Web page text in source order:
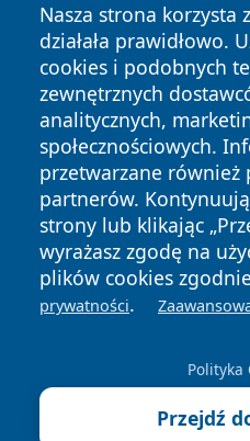
Nasza strona korzysta
działała prawidłowo.
cookies i podobnych
zewnętrznych
analitycznych,
społecznościowych.
przetwarzane również
partnerów.
strony lub klikając
wyrażasz zgodę na
plików cookies
prywatności.
Polityka
Przejdź
Copyright © 2026
News Autorzy
Polityka